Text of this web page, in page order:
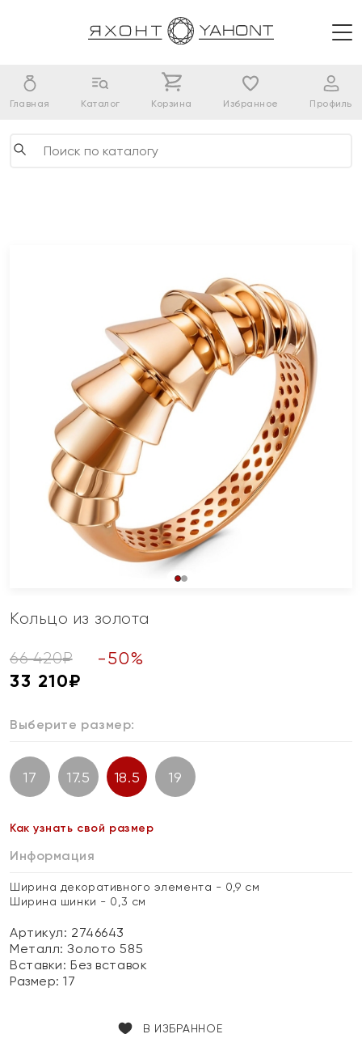
Главная Каталог Корзина Избранное Профиль
Кольцо из золота
66 420₽ -50%
33 210₽
Выберите размер:
17 17.5 18.5 19
Как узнать свой размер
Информация
Ширина декоративного элемента - 0,9 см
Ширина шинки - 0,3 см
Артикул: 2746643
Металл:Золото 585
Вставки:Без вставок
Размер:17
В ИЗБРАННОЕ